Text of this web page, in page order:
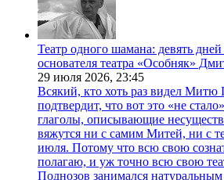
Театр одного шамана: девять дней
основателя театра «Особняк»
29 июля 2026, 23:45
Всякий, кто хоть раз видел Митю
подтвердит, что вот это «не
глаголы, описывающие
вяжутся ни с самим Митей, ни с
июля. Потому что всю свою
полагаю, и уж точно всю свою
Поднозов занимался